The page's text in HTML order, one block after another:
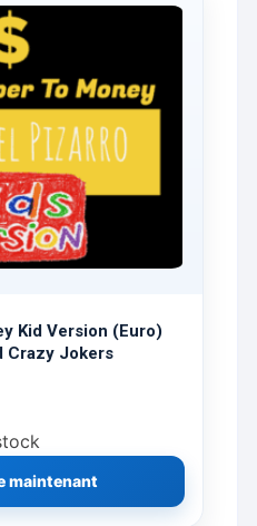
Kid Version (Euro)
Crazy Jokers
maintenant